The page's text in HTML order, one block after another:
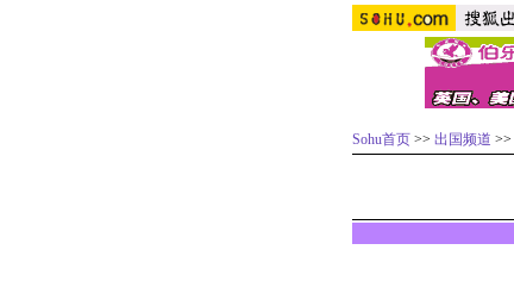
Sohu首页 >> 出国频道 >>